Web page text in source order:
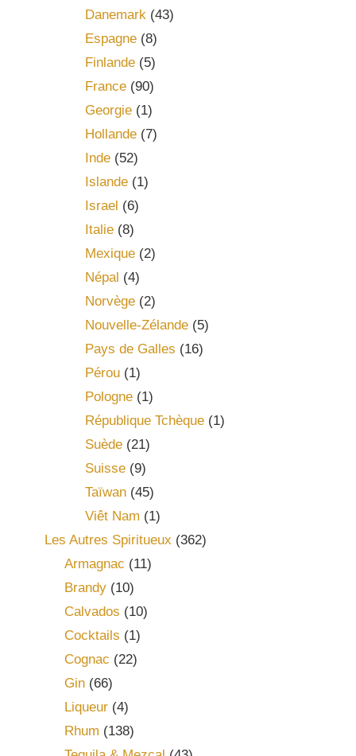
Danemark(43)
Espagne(8)
Finlande(5)
France(90)
Georgie(1)
Hollande(7)
Inde(52)
Islande(1)
Israel (6)
Italie(8)
Mexique(2)
Népal (4)
Norvège(2)
Nouvelle-Zélande(5)
Pays de Galles (16)
Pérou(1)
Pologne(1)
République Tchèque(1)
Suède(21)
Suisse(9)
Taïwan(45)
Viêt Nam (1)
Les Autres Spiritueux (362)
Armagnac (11)
Brandy (10)
Calvados (10)
Cocktails (1)
Cognac (22)
Gin (66)
Liqueur (4)
Rhum (138)